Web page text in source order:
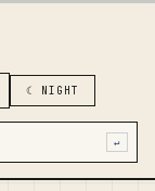
↵
☾ NIGHT